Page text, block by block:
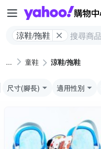
涼鞋/拖鞋
童鞋 涼鞋/拖鞋
尺寸(腳長) 適用性別